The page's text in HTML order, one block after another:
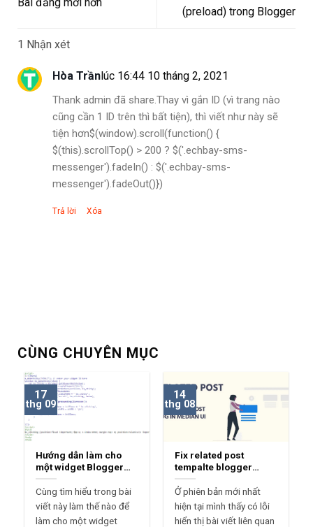
(preload) trong Blogger
1 Nhận xét
Hòa Trầnlúc 16:44 10 tháng 2, 2021
Thank admin đã share.Thay vì gắn ID (vì trang nào
cũng cần 1 ID trên thì bất tiện), thì viết như này sẽ
tiện hơn$(window).scroll(function() {
$(this).scrollTop() > 200 ? $('.echbay-sms-
messenger').fadeIn() : $('.echbay-sms-
messenger').fadeOut()})
Trả lời Xóa
CÙNG CHUYÊN MỤC
Hướng dẫn làm cho
một widget Blogger
Sticky
Cùng tìm hiểu trong bài
viết này làm thế nào để
làm cho một widget
17
thg 09
Fix related post
tempalte blogger
median ui 1.7
Ở phiên bản mới nhất
hiện tại mình thấy có lỗi
hiển thị bài viết liên quan
14
thg 08